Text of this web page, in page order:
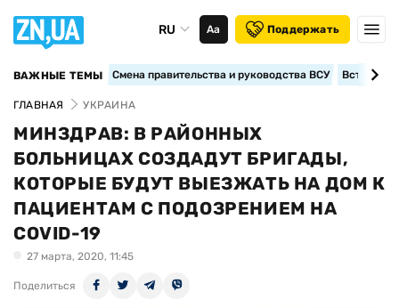
RU Аа Поддержать
ВАЖНЫЕ ТЕМЫ Смена правительства и руководства ВСУ
ГЛАВНАЯ УКРАИНА
МИНЗДРАВ: В РАЙОННЫХ
БОЛЬНИЦАХ СОЗДАДУТ БРИГАДЫ,
КОТОРЫЕ БУДУТ ВЫЕЗЖАТЬ НА ДОМ К
ПАЦИЕНТАМ С ПОДОЗРЕНИЕМ НА
COVID-19
27 марта, 2020, 11:45
Поделиться